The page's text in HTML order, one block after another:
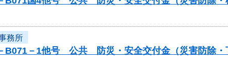
務所
B071－1他号 公共 防災・安全交付金（災害防除・